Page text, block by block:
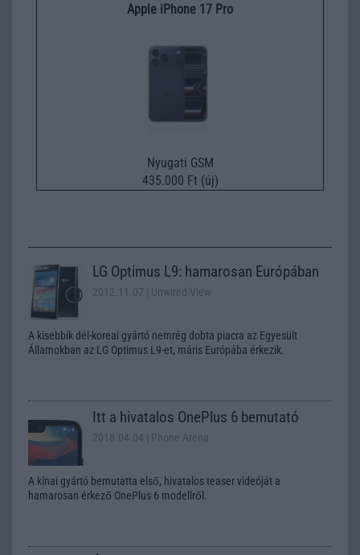
Apple iPhone 17 Pro
Nyugati GSM
435.000 Ft (új)
LG Optimus L9: hamarosan Európában
2012.11.07 | Unwired View
A kisebbik dél-koreai gyártó nemrég dobta piacra az Egyesült
Államokban az LG Optimus L9-et, máris Európába érkezik.
Itt a hivatalos OnePlus 6 bemutató
2018.04.04 | Phone Arena
A kínai gyártó bemutatta első, hivatalos teaser videóját a
hamarosan érkező OnePlus 6 modellről.